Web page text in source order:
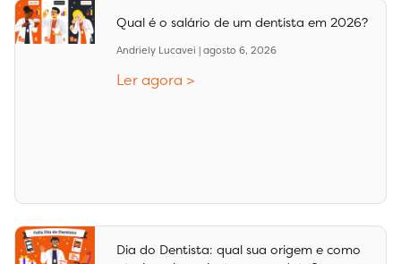
Qual é o salário de um dentista em 2026?
Andriely Lucavei agosto 6, 2026
Ler agora >
Dia do Dentista: qual sua origem e como